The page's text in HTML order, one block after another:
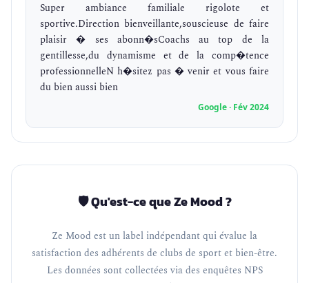
Super ambiance familiale rigolote et
sportive.Direction bienveillante,souscieuse de faire
plaisir � ses abonn�sCoachs au top de la
gentillesse,du dynamisme et de la comp�tence
professionnelleN h�sitez pas � venir et vous faire
du bien aussi bien
Google · Fév 2024
🛡️ Qu'est-ce que Ze Mood ?
Ze Mood est un label indépendant qui évalue la
satisfaction des adhérents de clubs de sport et bien-être.
Les données sont collectées via des enquêtes NPS